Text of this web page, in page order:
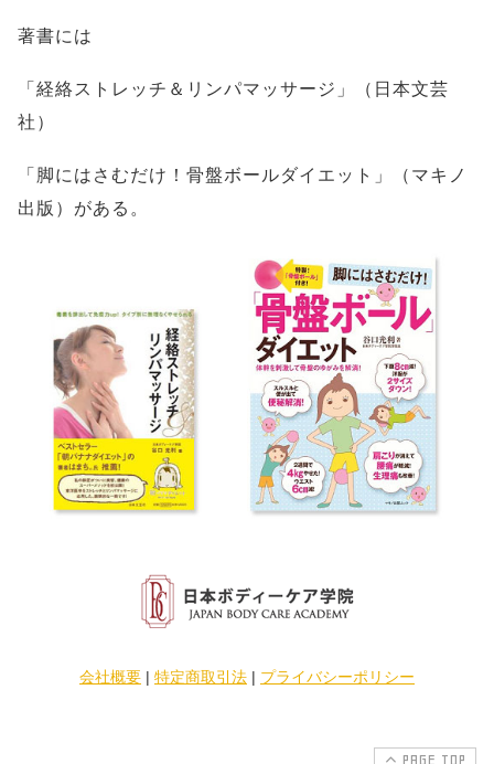
著書には
「経絡ストレッチ＆リンパマッサージ」（日本文芸
社）
「脚にはさむだけ！骨盤ボールダイエット」（マキノ
出版）がある。
会社概要 | 特定商取引法 | プライバシーポリシー
PAGE TOP